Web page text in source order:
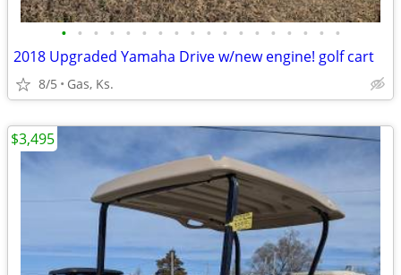
• • • • • • • • • • • • • • • • • •
2018 Upgraded Yamaha Drive w/new engine! golf cart
8/5 Gas, Ks.
$3,495